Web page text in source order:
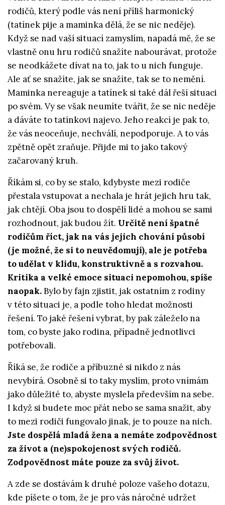
rodičů, který podle vás není příliš harmonický
(tatínek pije a maminka dělá, že se nic neděje).
Když se nad vaší situací zamyslím, napadá mě, že se
vlastně onu hru rodičů snažíte nabourávat, protože
se neodkážete dívat na to, jak to u nich funguje.
Ale ať se snažíte, jak se snažíte, tak se to nemění.
Maminka nereaguje a tatínek si také dál řeší situaci
po svém. Vy se však neumíte tvářit, že se nic neděje
a dáváte to tatínkovi najevo. Jeho reakcí je pak to,
že vás neoceňuje, nechválí, nepodporuje. A to vás
zpětně opět zraňuje. Přijde mi to jako takový
začarovaný kruh.
Říkám si, co by se stalo, kdybyste mezi rodiče
přestala vstupovat a nechala je hrát jejich hru tak,
jak chtějí. Oba jsou to dospělí lidé a mohou se sami
rozhodnout, jak budou žít. Určitě není špatné
rodičům říct, jak na vás jejich chování působí
(je možné, že si to neuvědomují), ale je potřeba
to udělat v klidu, konstruktivně a s rozvahou.
Kritika a velké emoce situaci nepomohou, spíše
naopak.Bylo by fajn zjistit, jak ostatním z rodiny
v této situaci je, a podle toho hledat možnosti
řešení. To jaké řešení vybrat, by pak záleželo na
tom, co byste jako rodina, případně jednotlivci
potřebovali.
Říká se, že rodiče a příbuzné si nikdo z nás
nevybírá. Osobně si to taky myslím, proto vnímám
jako důležité to, abyste myslela především na sebe.
I když si budete moc přát nebo se sama snažit, aby
to mezi rodiči fungovalo jinak, je to pouze na nich.
Jste dospělá mladá žena a nemáte zodpovědnost
za život a (ne)spokojenost svých rodičů.
Zodpovědnost máte pouze za svůj život.
A zde se dostávám k druhé poloze vašeho dotazu,
kde píšete o tom, že je pro vás náročné udržet